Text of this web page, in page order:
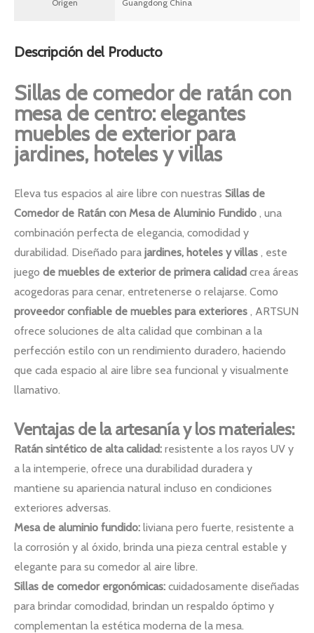
Origen Guangdong China
Descripción del Producto
Sillas de comedor de ratán con
mesa de centro: elegantes
muebles de exterior para
jardines, hoteles y villas
Eleva tus espacios al aire libre con nuestras Sillas de
Comedor de Ratán con Mesa de Aluminio Fundido , una
combinación perfecta de elegancia, comodidad y
durabilidad. Diseñado para jardines, hoteles y villas , este
juego de muebles de exterior de primera calidad crea áreas
acogedoras para cenar, entretenerse o relajarse. Como
proveedor confiable de muebles para exteriores , ARTSUN
ofrece soluciones de alta calidad que combinan a la
perfección estilo con un rendimiento duradero, haciendo
que cada espacio al aire libre sea funcional y visualmente
llamativo.
Ventajas de la artesanía y los materiales:
Ratán sintético de alta calidad: resistente a los rayos UV y
a la intemperie, ofrece una durabilidad duradera y
mantiene su apariencia natural incluso en condiciones
exteriores adversas.
Mesa de aluminio fundido: liviana pero fuerte, resistente a
la corrosión y al óxido, brinda una pieza central estable y
elegante para su comedor al aire libre.
Sillas de comedor ergonómicas: cuidadosamente diseñadas
para brindar comodidad, brindan un respaldo óptimo y
complementan la estética moderna de la mesa.